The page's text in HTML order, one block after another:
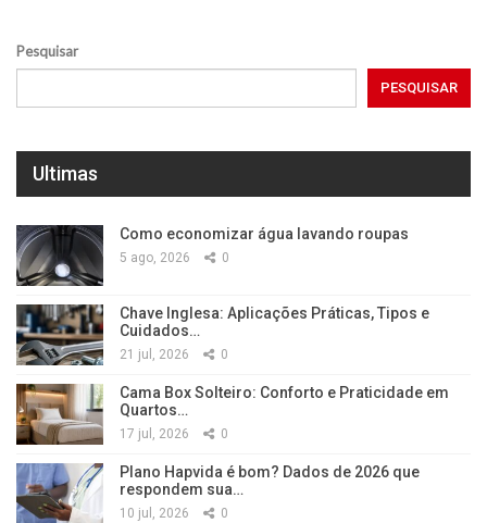
Pesquisar
PESQUISAR
Ultimas
Como economizar água lavando roupas
5 ago, 2026 0
Chave Inglesa: Aplicações Práticas, Tipos e
Cuidados…
21 jul, 2026 0
Cama Box Solteiro: Conforto e Praticidade em
Quartos…
17 jul, 2026 0
Plano Hapvida é bom? Dados de 2026 que
respondem sua…
10 jul, 2026 0